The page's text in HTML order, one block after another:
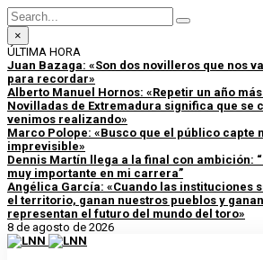
×
ÚLTIMA HORA
Juan Bazaga: «Son dos novilleros que nos
para recordar»
Alberto Manuel Hornos: «Repetir un año
Novilladas de Extremadura significa que se
venimos realizando»
Marco Polope: «Busco que el público capte
imprevisible»
Dennis Martín llega a la final con ambición:
muy importante en mi carrera”
Angélica García: «Cuando las instituciones
el territorio, ganan nuestros pueblos y
representan el futuro del mundo del toro»
8 de agosto de 2026